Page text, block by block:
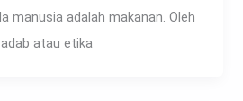
manusia adalah makanan. Oleh
atau etika